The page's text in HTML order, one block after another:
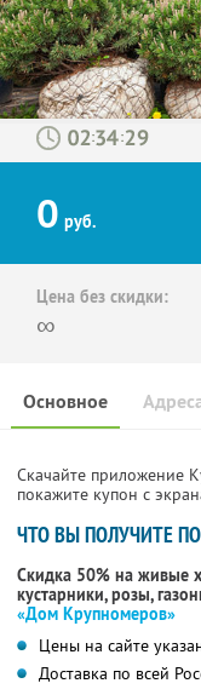
: :
0 руб.
Цена без скидки:
∞
Основное
Скачайте приложение
покажите купон с
ЧТО ВЫ ПОЛУЧИТЕ
Скидка 50% на живые
кустарники, розы,
«Дом Крупномеров»
Цены на сайте
Доставка по всей